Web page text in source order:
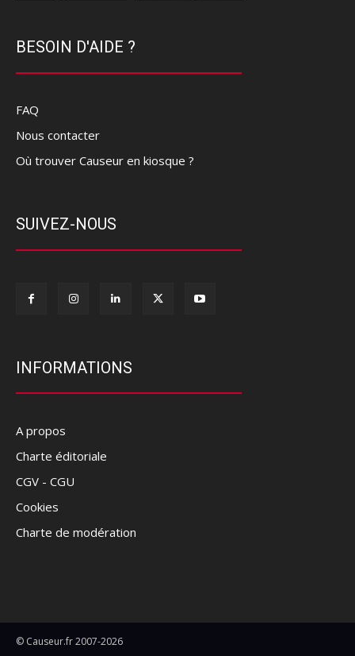
BESOIN D'AIDE ?
FAQ
Nous contacter
Où trouver Causeur en kiosque ?
SUIVEZ-NOUS
INFORMATIONS
A propos
Charte éditoriale
CGV - CGU
Cookies
Charte de modération
© Causeur.fr 2007-2026